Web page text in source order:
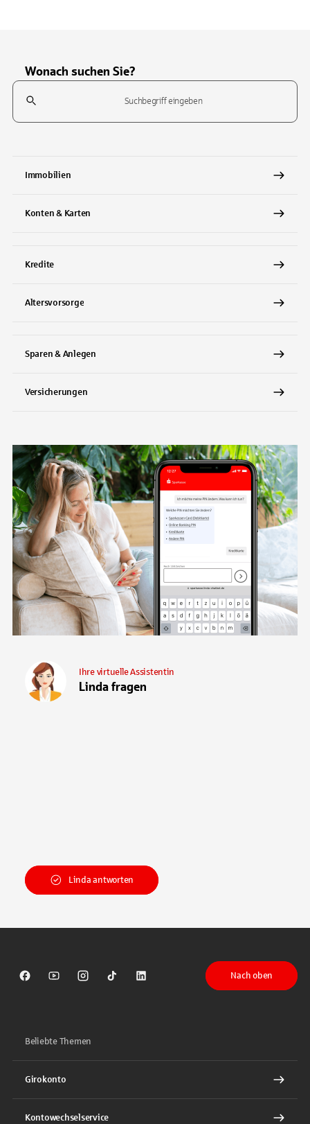
Wonach suchen Sie?
Suchfeld
Immobilien
Konten & Karten
Kredite
Altersvorsorge
Sparen & Anlegen
Versicherungen
Linda fragen
Ihre virtuelle Assistentin
Linda antworten
Sparkasse auf Facebook
Sparkasse auf Youtube
Sparkasse auf Instagram
Sparkasse auf TikTok
Sparkasse auf LinkedIn
Nach oben
Beliebte Themen
Girokonto
Kontowechselservice